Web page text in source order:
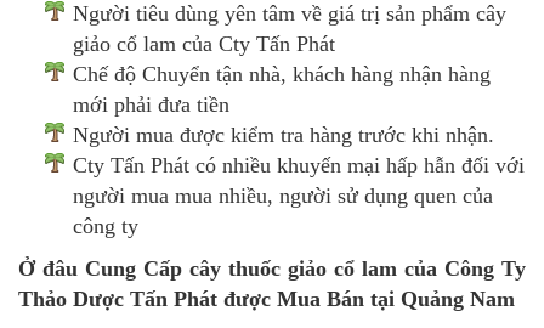
Người tiêu dùng yên tâm về giá trị sản phẩm cây
giảo cổ lam của Cty Tấn Phát
Chế độ Chuyển tận nhà, khách hàng nhận hàng
mới phải đưa tiền
Người mua được kiểm tra hàng trước khi nhận.
Cty Tấn Phát có nhiều khuyến mại hấp hẫn đối với
người mua mua nhiều, người sử dụng quen của
công ty
Ở đâu Cung Cấp cây thuốc giảo cổ lam của Công Ty
Thảo Dược Tấn Phát được Mua Bán tại Quảng Nam